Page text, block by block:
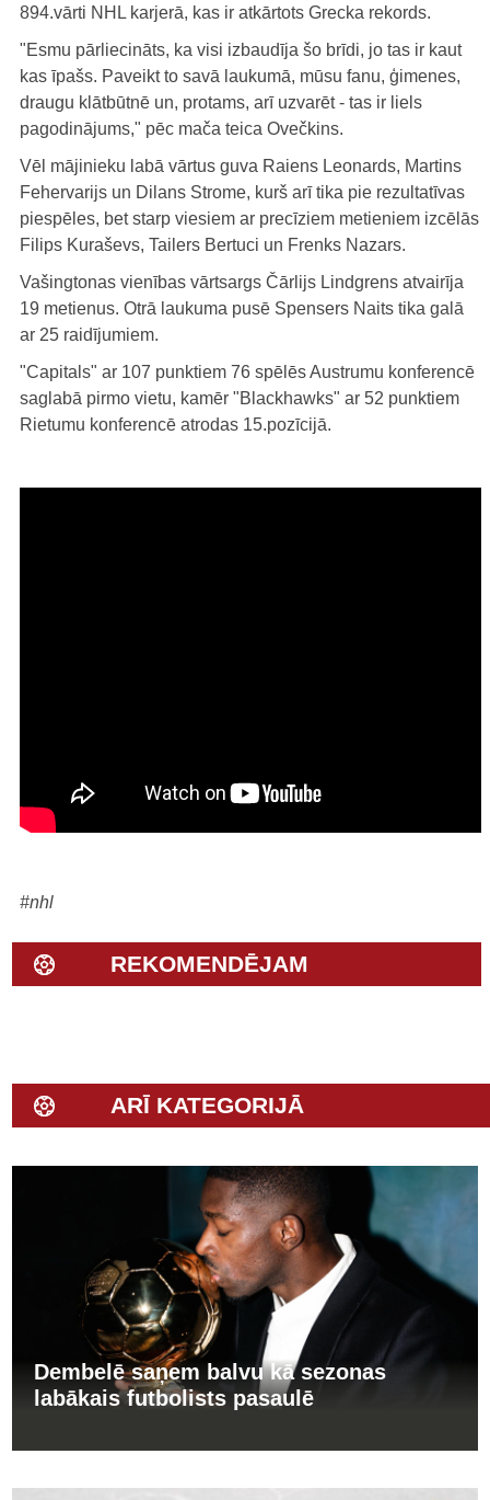
894.vārti NHL karjerā, kas ir atkārtots Grecka rekords.
"Esmu pārliecināts, ka visi izbaudīja šo brīdi, jo tas ir kaut
kas īpašs. Paveikt to savā laukumā, mūsu fanu, ģimenes,
draugu klātbūtnē un, protams, arī uzvarēt - tas ir liels
pagodinājums," pēc mača teica Ovečkins.
Vēl mājinieku labā vārtus guva Raiens Leonards, Martins
Fehervarijs un Dilans Strome, kurš arī tika pie rezultatīvas
piespēles, bet starp viesiem ar precīziem metieniem izcēlās
Filips Kuraševs, Tailers Bertuci un Frenks Nazars.
Vašingtonas vienības vārtsargs Čārlijs Lindgrens atvairīja
19 metienus. Otrā laukuma pusē Spensers Naits tika galā
ar 25 raidījumiem.
"Capitals" ar 107 punktiem 76 spēlēs Austrumu konferencē
saglabā pirmo vietu, kamēr "Blackhawks" ar 52 punktiem
Rietumu konferencē atrodas 15.pozīcijā.
#nhl
REKOMENDĒJAM
ARĪ KATEGORIJĀ
Dembelē saņem balvu kā sezonas
labākais futbolists pasaulē